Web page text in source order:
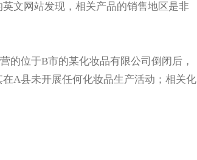
文网站发现，相关产品的销售地区是非
的位于B市的某化妆品有限公司倒闭后，
A县未开展任何化妆品生产活动；相关化